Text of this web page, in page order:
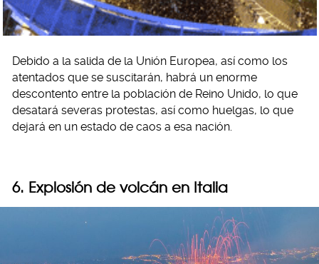
Debido a la salida de la Unión Europea, así como los
atentados que se suscitarán, habrá un enorme
descontento entre la población de Reino Unido, lo que
desatará severas protestas, así como huelgas, lo que
dejará en un estado de caos a esa nación.
6. Explosión de volcán en Italia